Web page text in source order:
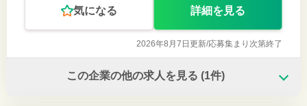
気になる 詳細を見る
2026年8月7日更新/応募集まり次第終了
この企業の他の求人を見る (1件)